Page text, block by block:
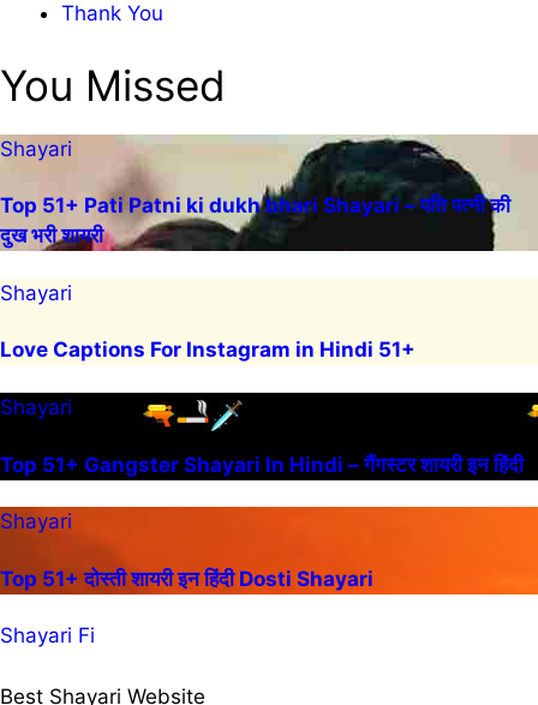
Thank You
You Missed
Shayari
Top 51+ Pati Patni ki dukh bhari Shayari – पति पत्नी की
दुख भरी शायरी
Shayari
Love Captions For Instagram in Hindi 51+
Shayari
Top 51+ Gangster Shayari In Hindi – गैंगस्टर शायरी इन हिंदी
Shayari
Top 51+ दोस्ती शायरी इन हिंदी Dosti Shayari
Shayari Fi
Best Shayari Website